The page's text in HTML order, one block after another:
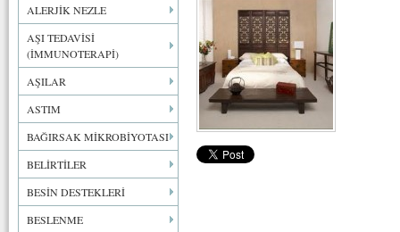
ALERJİK NEZLE
AŞI TEDAVİSİ
(İMMUNOTERAPİ)
AŞILAR
ASTIM
BAĞIRSAK MİKROBİYOTASI
BELİRTİLER
BESİN DESTEKLERİ
BESLENME